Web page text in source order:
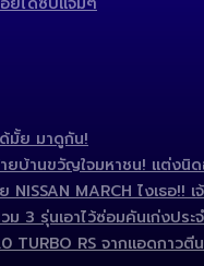
มั้ย มาดูกัน!
ยบ้านขวัญใจมหาชน! แต่งนิ
MARCH ไงเธอ!!
3 รุ่นเอาไว้ซ่อมคันเก่งประ
TURBO RS จากแอดกาวตี